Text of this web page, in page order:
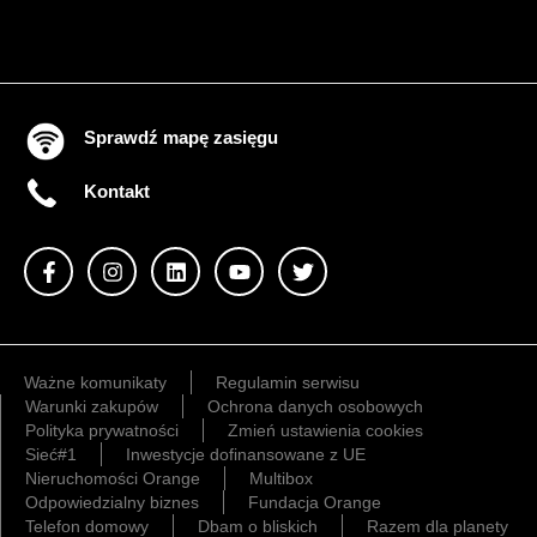
Sprawdź mapę zasięgu
Kontakt
Ważne komunikaty
Regulamin serwisu
Warunki zakupów
Ochrona danych osobowych
Polityka prywatności
Zmień ustawienia cookies
Sieć#1
Inwestycje dofinansowane z UE
Nieruchomości Orange
Multibox
Odpowiedzialny biznes
Fundacja Orange
Telefon domowy
Dbam o bliskich Razem dla planety